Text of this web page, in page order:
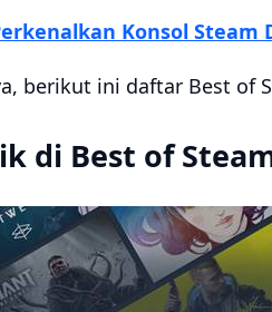
Konsol Steam
berikut ini daftar Best of
di Best of